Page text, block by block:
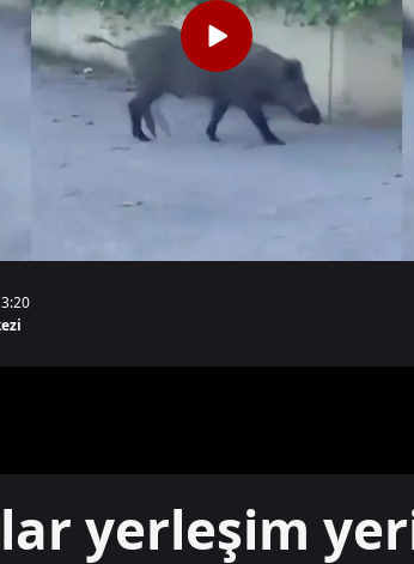
yerleşim